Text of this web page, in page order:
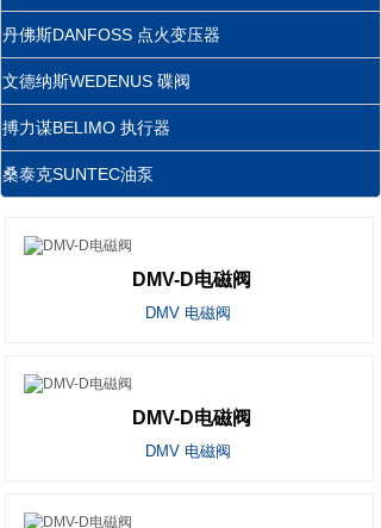
丹佛斯DANFOSS 点火变压器
文德纳斯WEDENUS 碟阀
搏力谋BELIMO 执行器
桑泰克SUNTEC油泵
DMV-D电磁阀
DMV 电磁阀
DMV-D电磁阀
DMV 电磁阀